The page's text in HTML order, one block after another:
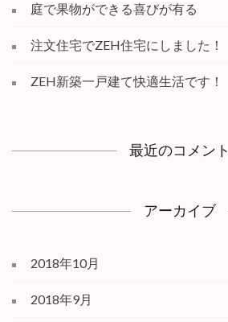
庭で果物ができる喜びが有る
注文住宅でZEH住宅にしました！
ZEH新築一戸建て快適生活です！
最近のコメント
アーカイブ
2018年10月
2018年9月